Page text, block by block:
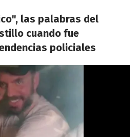
las palabras del
cuando fue
policiales